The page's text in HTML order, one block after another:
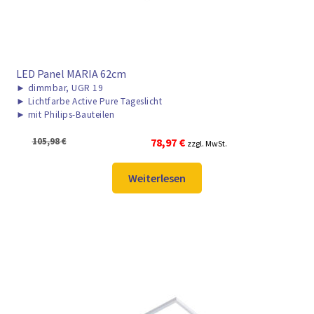
LED Panel MARIA 62cm
► dimmbar, UGR 19
► Lichtfarbe Active Pure Tageslicht
► mit Philips-Bauteilen
105,98€
Ursprünglicher
war:
105,98 €
78,97 €Aktueller
ist:
78,97 €.
zzgl. MwSt.
Weiterlesen